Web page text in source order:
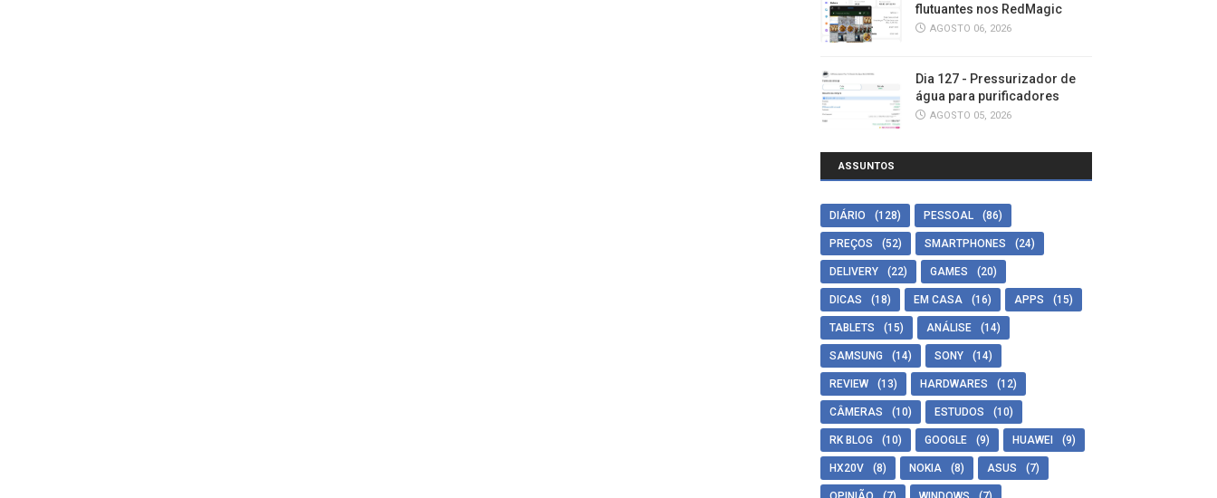
flutuantes nos RedMagic
AGOSTO 06, 2026
Dia 127 - Pressurizador de
água para purificadores
AGOSTO 05, 2026
ASSUNTOS
DIÁRIO (128) PESSOAL (86)
PREÇOS (52) SMARTPHONES (24)
DELIVERY (22) GAMES (20)
DICAS (18) EM CASA (16) APPS (15)
TABLETS (15) ANÁLISE (14)
SAMSUNG (14) SONY (14)
REVIEW (13) HARDWARES (12)
CÂMERAS (10) ESTUDOS (10)
RK BLOG (10) GOOGLE (9) HUAWEI (9)
HX20V (8) NOKIA (8) ASUS (7)